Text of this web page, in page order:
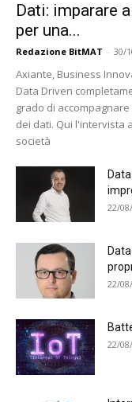
Dati: imparare
per una...
Redazione BitMAT - 30/
Axiante, Business
Data Driven
grado di
dei dati. Qui l'intervista
società
22/
22/
22/